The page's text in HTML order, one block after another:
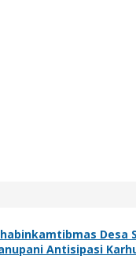
Desa
Antisipasi